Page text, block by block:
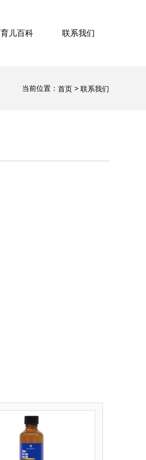
育儿百科 联系我们
当前位置： 首页 > 联系我们